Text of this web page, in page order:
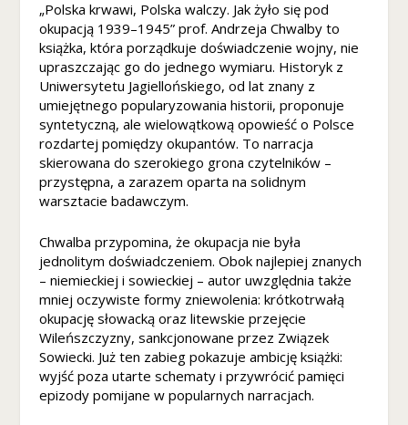
„Polska krwawi, Polska walczy. Jak żyło się pod
okupacją 1939–1945” prof. Andrzeja Chwalby to
książka, która porządkuje doświadczenie wojny, nie
upraszczając go do jednego wymiaru. Historyk z
Uniwersytetu Jagiellońskiego, od lat znany z
umiejętnego popularyzowania historii, proponuje
syntetyczną, ale wielowątkową opowieść o Polsce
rozdartej pomiędzy okupantów. To narracja
skierowana do szerokiego grona czytelników –
przystępna, a zarazem oparta na solidnym
warsztacie badawczym.
Chwalba przypomina, że okupacja nie była
jednolitym doświadczeniem. Obok najlepiej znanych
– niemieckiej i sowieckiej – autor uwzględnia także
mniej oczywiste formy zniewolenia: krótkotrwałą
okupację słowacką oraz litewskie przejęcie
Wileńszczyzny, sankcjonowane przez Związek
Sowiecki. Już ten zabieg pokazuje ambicję książki:
wyjść poza utarte schematy i przywrócić pamięci
epizody pomijane w popularnych narracjach.
n
ą
z
e
st
r
o
n
y
in
n
et
w
ej
.
M